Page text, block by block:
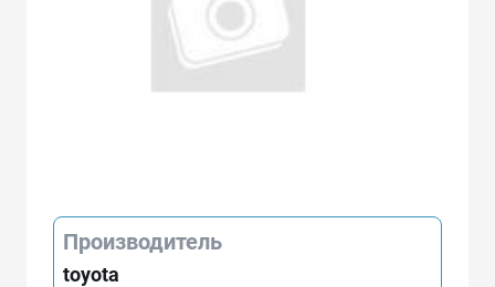
Производитель
toyota